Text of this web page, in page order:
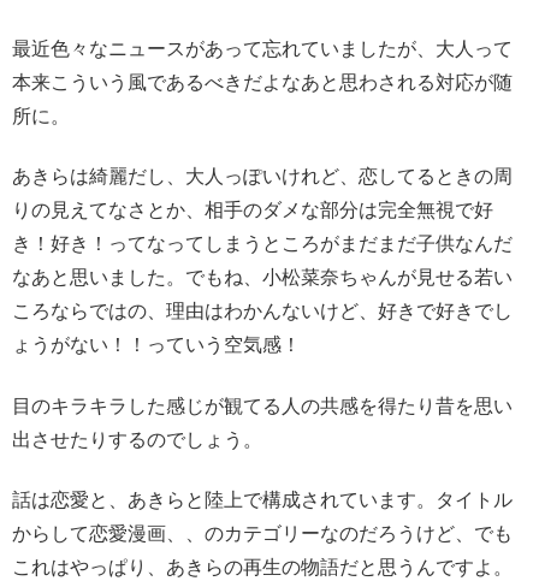
最近色々なニュースがあって忘れていましたが、大人って
本来こういう風であるべきだよなあと思わされる対応が随
所に。
あきらは綺麗だし、大人っぽいけれど、恋してるときの周
りの見えてなさとか、相手のダメな部分は完全無視で好
き！好き！ってなってしまうところがまだまだ子供なんだ
なあと思いました。でもね、小松菜奈ちゃんが見せる若い
ころならではの、理由はわかんないけど、好きで好きでし
ょうがない！！っていう空気感！
目のキラキラした感じが観てる人の共感を得たり昔を思い
出させたりするのでしょう。
話は恋愛と、あきらと陸上で構成されています。タイトル
からして恋愛漫画、、のカテゴリーなのだろうけど、でも
これはやっぱり、あきらの再生の物語だと思うんですよ。